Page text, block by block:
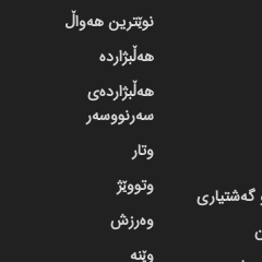
نوێترین هەواڵ
هەڵبژاردە
هەڵبژاردەی
سەرنووسەر
وتار
وتووێژ
وەرزش
وێنە